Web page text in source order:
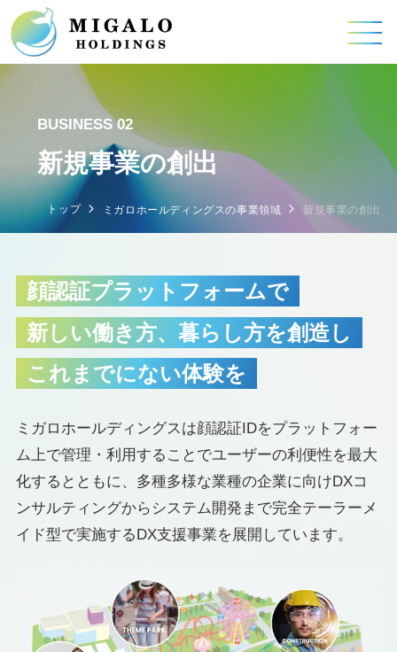
BUSINESS 02
新規事業の創出
トップ ミガロホールディングスの事業領域 新規事業の創出
顔認証プラットフォームで
新しい働き方、暮らし方を創造し
これまでにない体験を
ミガロホールディングスは顔認証IDをプラットフォー
ム上で管理・利用することでユーザーの利便性を最大
化するとともに、多種多様な業種の企業に向けDXコ
ンサルティングからシステム開発まで完全テーラーメ
イド型で実施するDX支援事業を展開しています。